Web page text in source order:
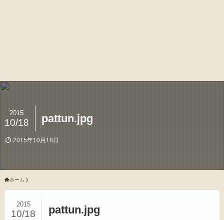
pattun.jpg
2015
10/18
2015年10月18日
ホーム
pattun.jpg
2015
10/18